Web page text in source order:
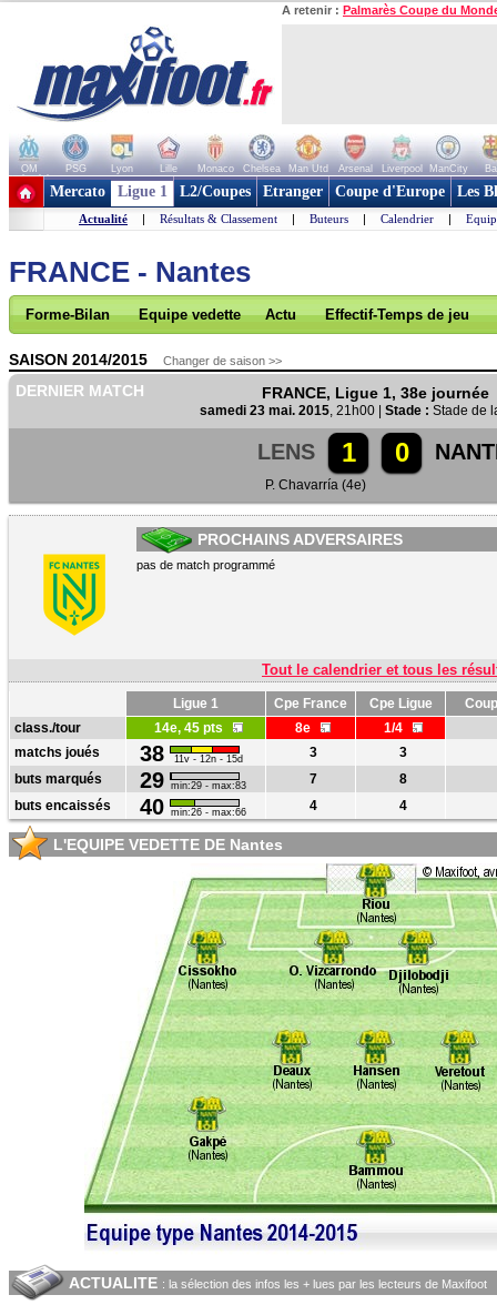
A retenir : Palmarès Coupe du
OM PSG Lyon Lille Monaco Chelsea Man Utd Arsenal Liverpool ManCity
+ de clubs
Mercato Ligue 1 L2/Coupes Etranger Coupe d'Europe Les
Actualité | Résultats & Classement | Buteurs | Calendrier |
FRANCE - Nantes
Forme-Bilan Equipe vedette Actu Effectif-Temps de jeu
SAISON 2014/2015 Changer de saison >>
DERNIER MATCH FRANCE, Ligue 1, 38e journée
samedi 23 mai. 2015, 21h00 | Stade : Stade de
LENS 1 0
P. Chavarría (4e)
PROCHAINS ADVERSAIRES
pas de match programmé
Tout le calendrier et tous les
Ligue 1 Cpe France Cpe Ligue
class./tour
14e, 45 pts 8e
1/4
matchs joués
38 11v - 12n - 15d 3
3
buts marqués
29 min:29 - max:83 7
8
buts encaissés
40 min:26 - max:66 4 4
L'EQUIPE VEDETTE DE Nantes
ACTUALITE : la sélection des infos les + lues par les lecteurs de Maxifoot